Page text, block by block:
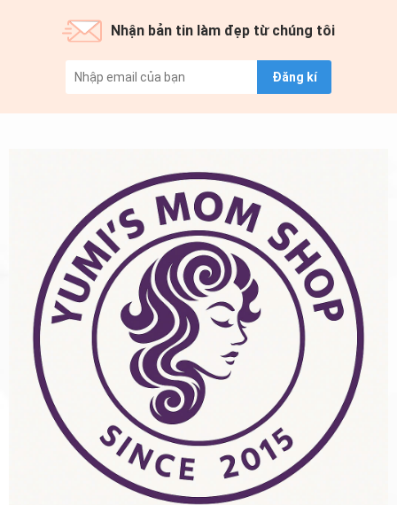
Nhận bản tin làm đẹp từ chúng tôi
Đăng kí